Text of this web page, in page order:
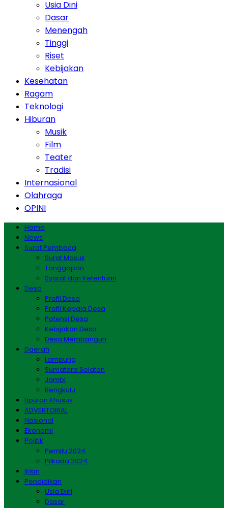
Usia Dini
Dasar
Menengah
Tinggi
Riset
Kebijakan
Kesehatan
Ragam
Teknologi
Hiburan
Musik
Film
Teater
Tradisi
Internasional
Olahraga
OPINI
Home
News
Surat Pembaca
Surat Masuk
Tanggapan
Syarat dan Ketentuan
Desa
Profil Desa
Profil Kepala Desa
Potensi Desa
Kebijakan Desa
Desa Membangun
Daerah
Lampung
Sumatera Selatan
Jambi
Bengkulu
Liputan Khusus
ADVERTORIAL
Nasional
Ekonomi
Politik
Pemilu 2024
Pilkada 2024
Iklan
Pendidikan
Usia Dini
Dasar